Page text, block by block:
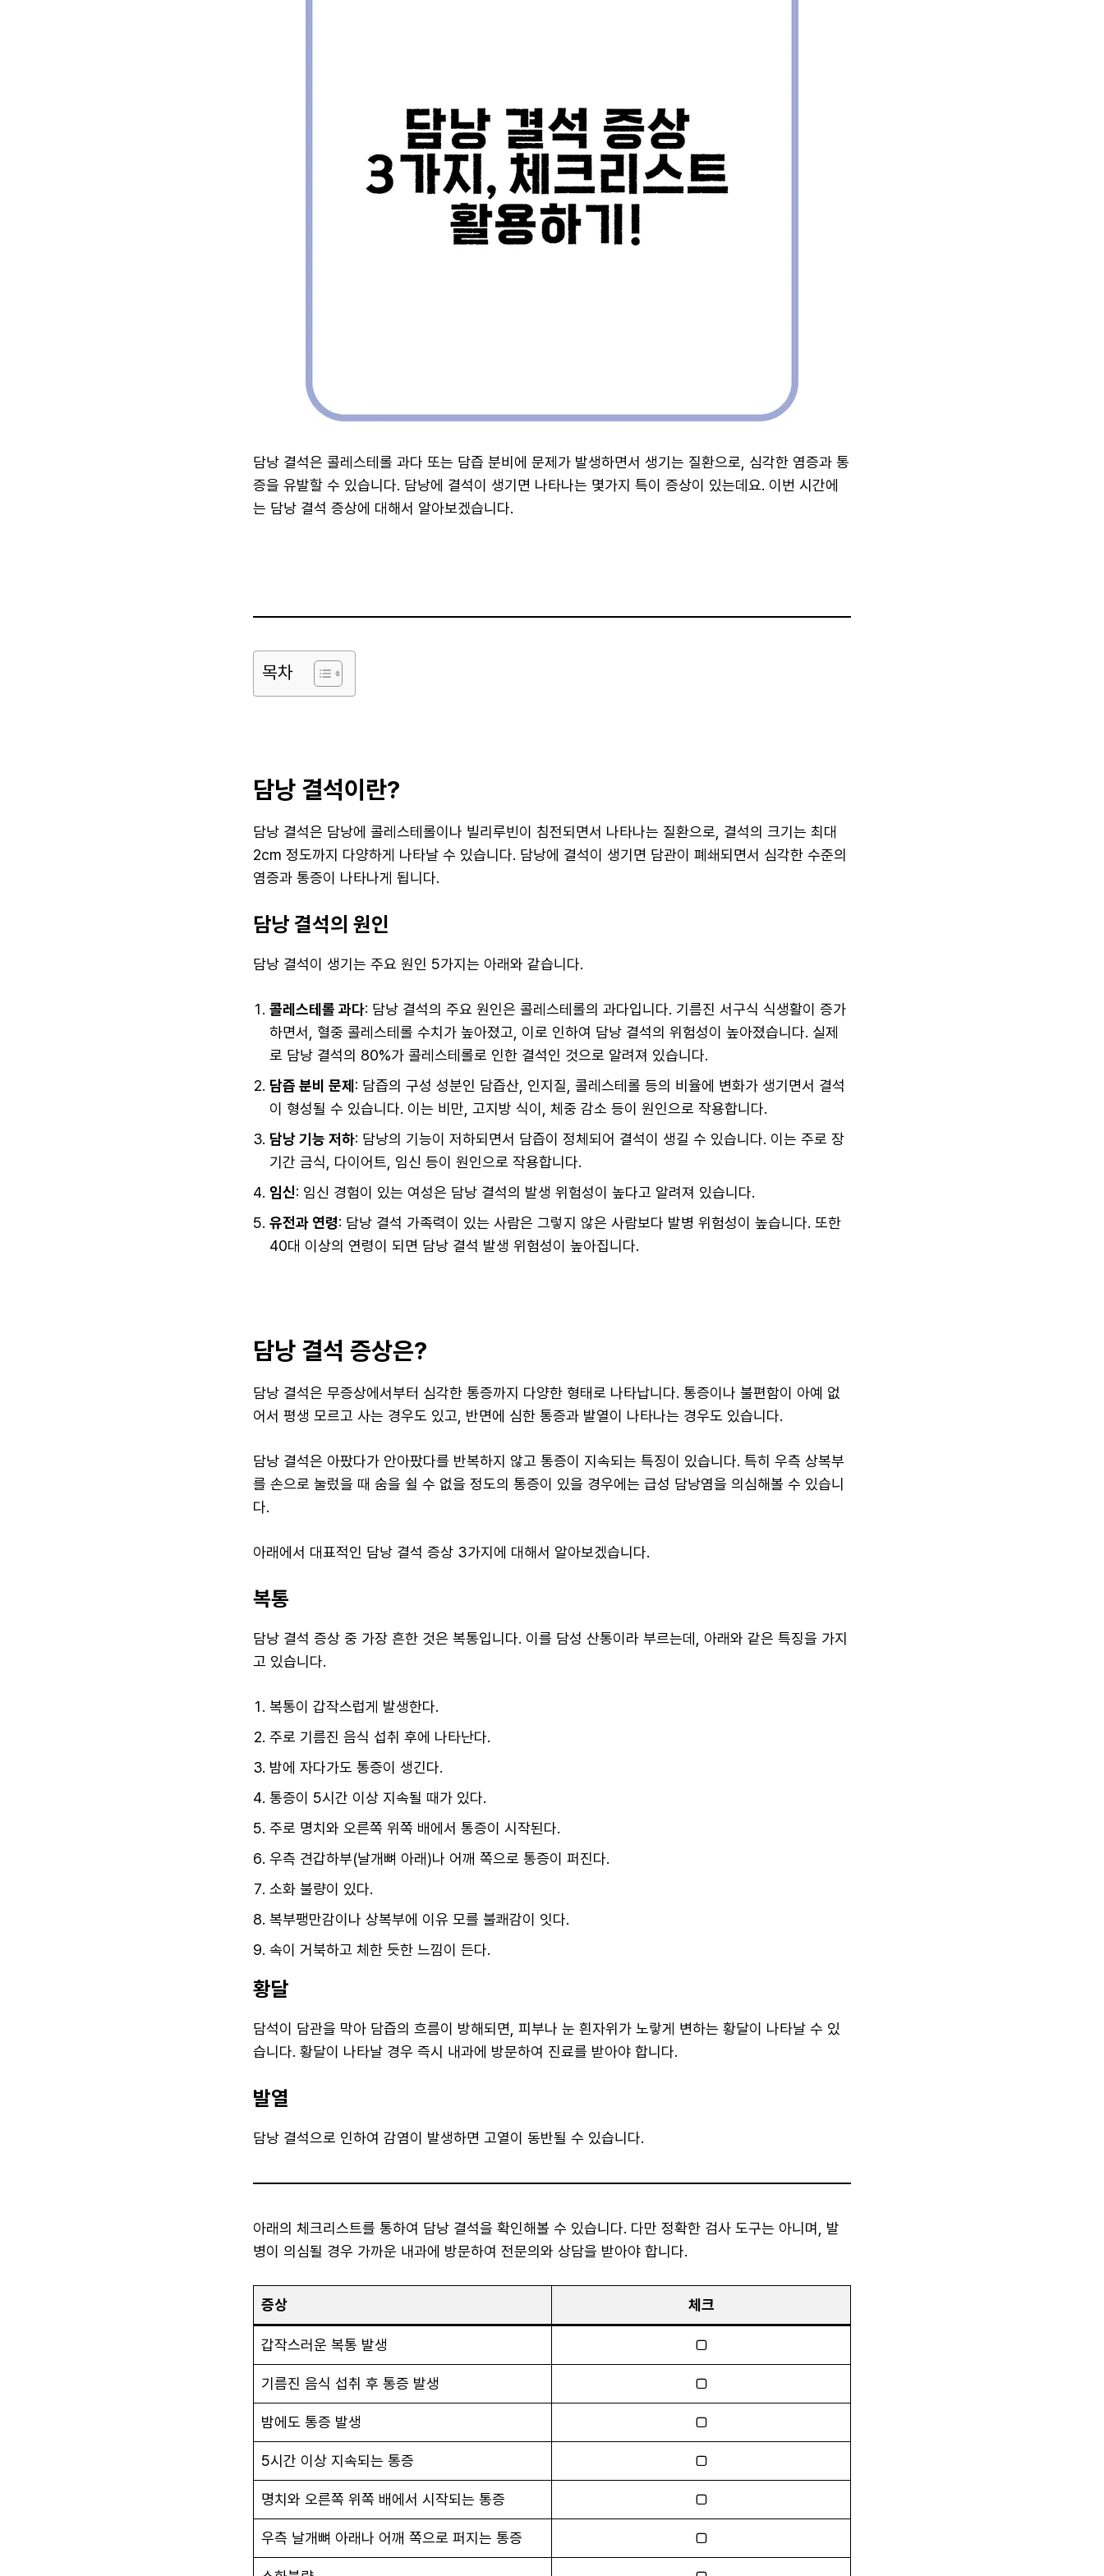
담낭 결석은 콜레스테롤 과다 또는 담즙 분비에 문제가 발생하면서 생기는 질환으로, 심각한 염증과 통
증을 유발할 수 있습니다. 담낭에 결석이 생기면 나타나는 몇가지 특이 증상이 있는데요. 이번 시간에
는 담낭 결석 증상에 대해서 알아보겠습니다.
목차
담낭 결석이란?
담낭 결석은 담낭에 콜레스테롤이나 빌리루빈이 침전되면서 나타나는 질환으로, 결석의 크기는 최대
2cm 정도까지 다양하게 나타날 수 있습니다. 담낭에 결석이 생기면 담관이 폐쇄되면서 심각한 수준의
염증과 통증이 나타나게 됩니다.
담낭 결석의 원인
담낭 결석이 생기는 주요 원인 5가지는 아래와 같습니다.
콜레스테롤 과다: 담낭 결석의 주요 원인은 콜레스테롤의 과다입니다. 기름진 서구식 식생활이 증가
하면서, 혈중 콜레스테롤 수치가 높아졌고, 이로 인하여 담낭 결석의 위험성이 높아졌습니다. 실제
로 담낭 결석의 80%가 콜레스테롤로 인한 결석인 것으로 알려져 있습니다.
담즙 분비 문제: 담즙의 구성 성분인 담즙산, 인지질, 콜레스테롤 등의 비율에 변화가 생기면서 결석
이 형성될 수 있습니다. 이는 비만, 고지방 식이, 체중 감소 등이 원인으로 작용합니다.
담낭 기능 저하: 담낭의 기능이 저하되면서 담즙이 정체되어 결석이 생길 수 있습니다. 이는 주로 장
기간 금식, 다이어트, 임신 등이 원인으로 작용합니다.
임신: 임신 경험이 있는 여성은 담낭 결석의 발생 위험성이 높다고 알려져 있습니다.
유전과 연령: 담낭 결석 가족력이 있는 사람은 그렇지 않은 사람보다 발병 위험성이 높습니다. 또한
40대 이상의 연령이 되면 담낭 결석 발생 위험성이 높아집니다.
담낭 결석 증상은?
담낭 결석은 무증상에서부터 심각한 통증까지 다양한 형태로 나타납니다. 통증이나 불편함이 아예 없
어서 평생 모르고 사는 경우도 있고, 반면에 심한 통증과 발열이 나타나는 경우도 있습니다.
담낭 결석은 아팠다가 안아팠다를 반복하지 않고 통증이 지속되는 특징이 있습니다. 특히 우측 상복부
를 손으로 눌렀을 때 숨을 쉴 수 없을 정도의 통증이 있을 경우에는 급성 담낭염을 의심해볼 수 있습니
다.
아래에서 대표적인 담낭 결석 증상 3가지에 대해서 알아보겠습니다.
복통
담낭 결석 증상 중 가장 흔한 것은 복통입니다. 이를 담성 산통이라 부르는데, 아래와 같은 특징을 가지
고 있습니다.
복통이 갑작스럽게 발생한다.
주로 기름진 음식 섭취 후에 나타난다.
밤에 자다가도 통증이 생긴다.
통증이 5시간 이상 지속될 때가 있다.
주로 명치와 오른쪽 위쪽 배에서 통증이 시작된다.
우측 견갑하부(날개뼈 아래)나 어깨 쪽으로 통증이 퍼진다.
소화 불량이 있다.
복부팽만감이나 상복부에 이유 모를 불쾌감이 잇다.
속이 거북하고 체한 듯한 느낌이 든다.
황달
담석이 담관을 막아 담즙의 흐름이 방해되면, 피부나 눈 흰자위가 노랗게 변하는 황달이 나타날 수 있
습니다. 황달이 나타날 경우 즉시 내과에 방문하여 진료를 받아야 합니다.
발열
담낭 결석으로 인하여 감염이 발생하면 고열이 동반될 수 있습니다.
아래의 체크리스트를 통하여 담낭 결석을 확인해볼 수 있습니다. 다만 정확한 검사 도구는 아니며, 발
병이 의심될 경우 가까운 내과에 방문하여 전문의와 상담을 받아야 합니다.
증상 체크
갑작스러운 복통 발생 □
기름진 음식 섭취 후 통증 발생 □
밤에도 통증 발생 □
5시간 이상 지속되는 통증 □
명치와 오른쪽 위쪽 배에서 시작되는 통증 □
우측 날개뼈 아래나 어깨 쪽으로 퍼지는 통증 □